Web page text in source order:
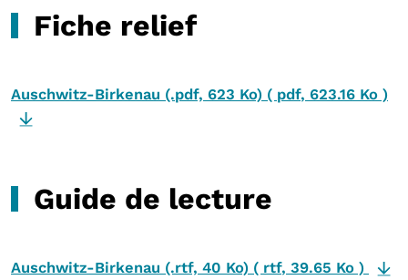
Fiche relief
Auschwitz-Birkenau (.pdf, 623 Ko) ( pdf, 623.16 Ko )
Guide de lecture
Auschwitz-Birkenau (.rtf, 40 Ko) ( rtf, 39.65 Ko )